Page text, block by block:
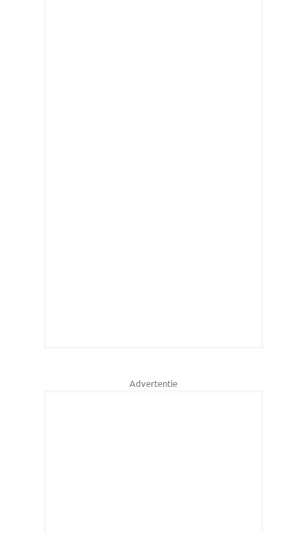
Advertentie